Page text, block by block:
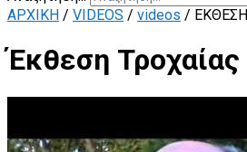
ΑΡΧΙΚΗ / VIDEOS / videos /
Έκθεση